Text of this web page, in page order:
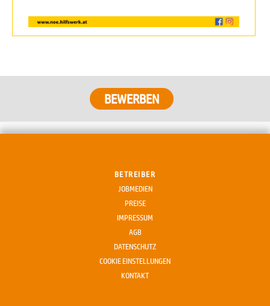
BETREIBER
JOBMEDIEN
PREISE
IMPRESSUM
AGB
DATENSCHUTZ
COOKIE EINSTELLUNGEN
KONTAKT